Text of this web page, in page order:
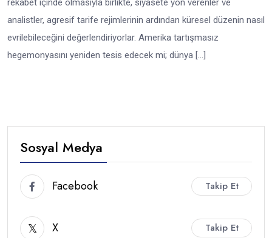
rekabet içinde olmasıyla birlikte, siyasete yön verenler ve
analistler, agresif tarife rejimlerinin ardından küresel düzenin nasıl
evrilebileceğini değerlendiriyorlar. Amerika tartışmasız
hegemonyasını yeniden tesis edecek mi; dünya […]
Sosyal Medya
Facebook Takip Et
X Takip Et